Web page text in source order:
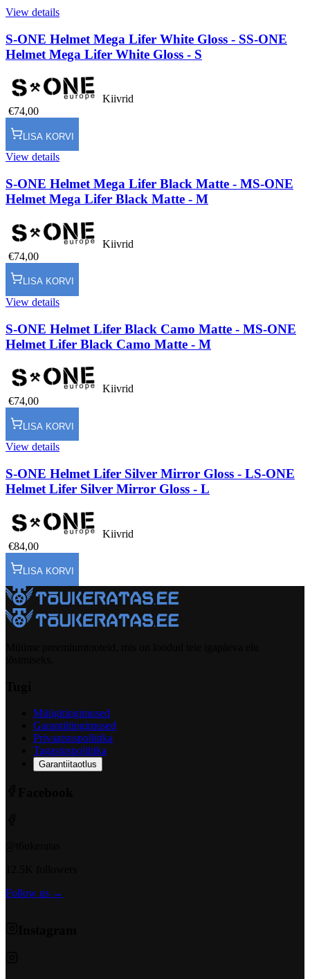
View details
S-ONE Helmet Mega Lifer White Gloss - SS-ONE
Helmet Mega Lifer White Gloss - S
Kiivrid
€74,00
LISA KORVI
View details
S-ONE Helmet Mega Lifer Black Matte - MS-ONE
Helmet Mega Lifer Black Matte - M
Kiivrid
€74,00
LISA KORVI
View details
S-ONE Helmet Lifer Black Camo Matte - MS-ONE
Helmet Lifer Black Camo Matte - M
Kiivrid
€74,00
LISA KORVI
View details
S-ONE Helmet Lifer Silver Mirror Gloss - LS-ONE
Helmet Lifer Silver Mirror Gloss - L
Kiivrid
€84,00
LISA KORVI
Müügitingimused
Garantiitingimused
Privaatsuspoliitika
Tagastuspoliitika
Garantiitaotlus
Follow us →